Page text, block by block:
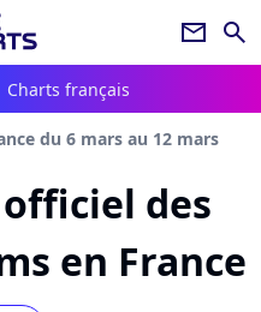
newsletter search
Charts français
du 6 mars au 12 mars
des
en France